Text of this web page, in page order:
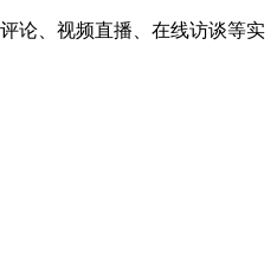
论、视频直播、在线访谈等实